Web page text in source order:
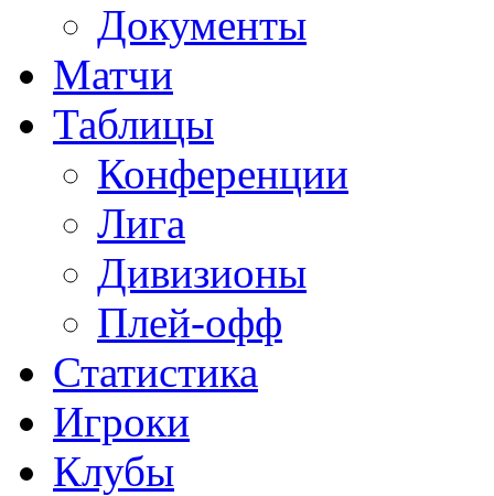
Документы
Матчи
Таблицы
Конференции
Лига
Дивизионы
Плей-офф
Статистика
Игроки
Клубы